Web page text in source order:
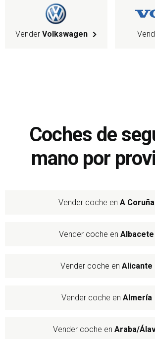
VenderVolkswagen
Coches de
mano por
Vender coche en A Coruña
Vender coche en Albacete
Vender coche en Alicante
Vender coche en Almería
Vender coche en Araba/